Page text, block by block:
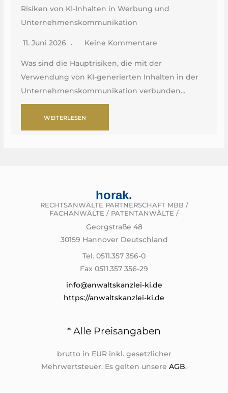
Risiken von KI-Inhalten in Werbung und
Unternehmenskommunikation
11. Juni 2026 Keine Kommentare
Was sind die Hauptrisiken, die mit der
Verwendung von KI-generierten Inhalten in der
Unternehmenskommunikation verbunden...
WEITERLESEN
horak.
RECHTSANWÄLTE PARTNERSCHAFT MBB /
FACHANWÄLTE / PATENTANWÄLTE /
Georgstraße 48
30159 Hannover Deutschland
Tel. 0511.357 356-0
Fax 0511.357 356-29
info@anwaltskanzlei-ki.de
https://anwaltskanzlei-ki.de
* Alle Preisangaben
brutto in EUR inkl. gesetzlicher
Mehrwertsteuer. Es gelten unsere AGB.